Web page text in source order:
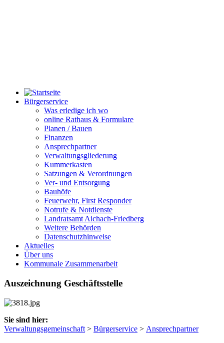
Bürgerservice
Was erledige ich wo
online Rathaus & Formulare
Planen / Bauen
Finanzen
Ansprechpartner
Verwaltungsgliederung
Kummerkasten
Satzungen & Verordnungen
Ver- und Entsorgung
Bauhöfe
Feuerwehr, First Responder
Notrufe & Notdienste
Landratsamt Aichach-Friedberg
Weitere Behörden
Datenschutzhinweise
Aktuelles
Über uns
Kommunale Zusammenarbeit
Auszeichnung Geschäftsstelle
Sie sind hier:
Verwaltungsgemeinschaft > Bürgerservice > Ansprechpartner